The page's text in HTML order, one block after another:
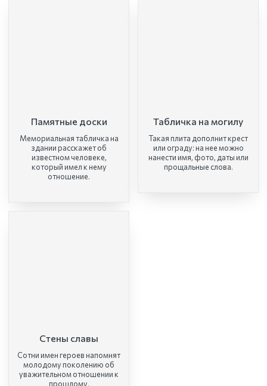
Памятные доски
Мемориальная табличка на
здании расскажет об
известном человеке,
который имел к нему
отношение.
Табличка на могилу
Такая плита дополнит крест
или ограду: на нее можно
нанести имя, фото, даты или
прощальные слова.
Стены славы
Сотни имен героев напомнят
молодому поколению об
уважительном отношении к
прошлому.